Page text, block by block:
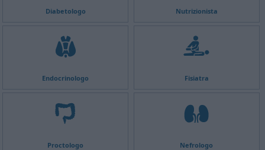
Diabetologo Nutrizionista
Endocrinologo Fisiatra
Proctologo Nefrologo